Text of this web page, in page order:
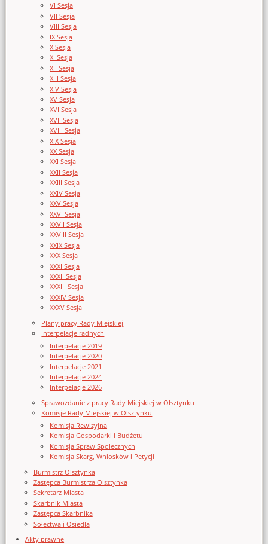
VI Sesja
VII Sesja
VIII Sesja
IX Sesja
X Sesja
XI Sesja
XII Sesja
XIII Sesja
XIV Sesja
XV Sesja
XVI Sesja
XVII Sesja
XVIII Sesja
XIX Sesja
XX Sesja
XXI Sesja
XXII Sesja
XXIII Sesja
XXIV Sesja
XXV Sesja
XXVI Sesja
XXVII Sesja
XXVIII Sesja
XXIX Sesja
XXX Sesja
XXXI Sesja
XXXII Sesja
XXXIII Sesja
XXXIV Sesja
XXXV Sesja
Plany pracy Rady Miejskiej
Interpelacje radnych
Interpelacje 2019
Interpelacje 2020
Interpelacje 2021
Interpelacje 2024
Interpelacje 2026
Sprawozdanie z pracy Rady Miejskiej w Olsztynku
Komisje Rady Miejskiej w Olsztynku
Komisja Rewizyjna
Komisja Gospodarki i Budżetu
Komisja Spraw Społecznych
Komisja Skarg, Wniosków i Petycji
Burmistrz Olsztynka
Zastępca Burmistrza Olsztynka
Sekretarz Miasta
Skarbnik Miasta
Zastępca Skarbnika
Sołectwa i Osiedla
Akty prawne